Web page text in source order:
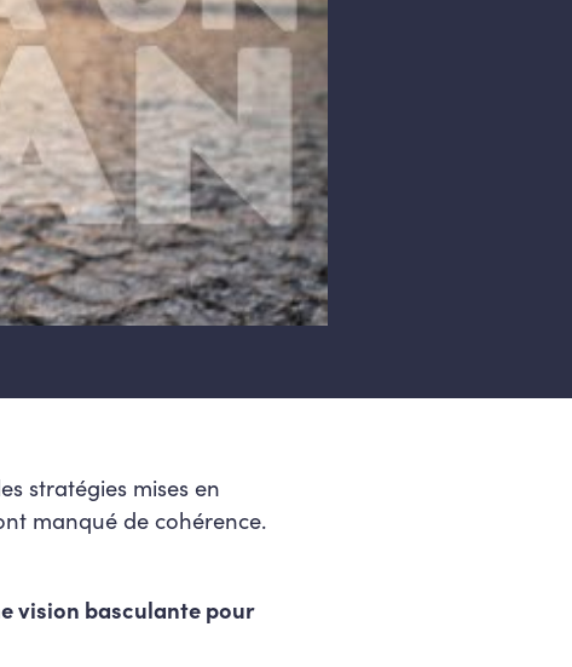
stratégies mises en
manqué de cohérence.
vision basculante pour